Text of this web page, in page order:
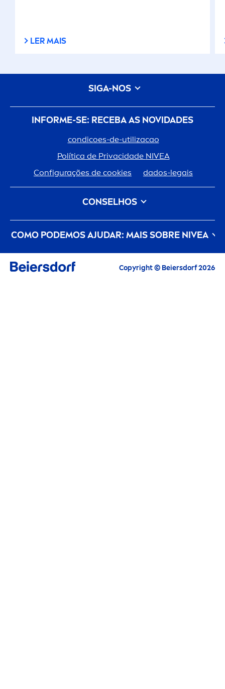
LER MAIS
INFORME-SE: RECEBA AS NOVIDADES
condicoes-de-utilizacao
Política de Privacidade NIVEA
Configurações de cookies
dados-legais
CONSELHOS
Tipo de Cabelo
Tipo de Pele
Cuidado Do Cabelo
Cuidado da Pele
COMO PODEMOS AJUDAR: MAIS SOBRE NIVEA
um-creme-com-historia
Carreiras
O cuidado de pele que zela pelo planeta
SIGA-NOS
Copyright © Beiersdorf 2026